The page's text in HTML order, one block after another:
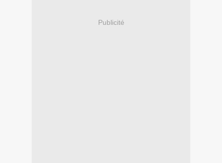
Publicité